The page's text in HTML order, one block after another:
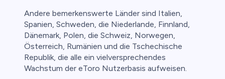
Andere bemerkenswerte Länder sind Italien,
Spanien, Schweden, die Niederlande, Finnland,
Dänemark, Polen, die Schweiz, Norwegen,
Österreich, Rumänien und die Tschechische
Republik, die alle ein vielversprechendes
Wachstum der eToro Nutzerbasis aufweisen.